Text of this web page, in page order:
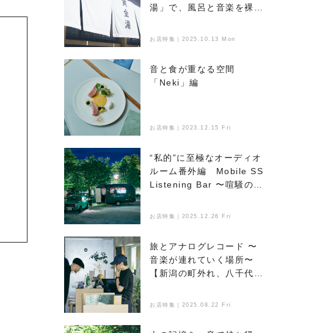
湯」で、風呂と音楽を裸で
お店特集｜2025.10.13 Mon
音と食が重なる空間
「Neki」編
お店特集｜2023.12.15 Fri
“私的”に至極なオーディオ
ルーム番外編 Mobile SS
Listening Bar 〜喧騒のな
る、新たなオアシス〜
お店特集｜2025.12.26 Fri
旅とアナログレコード 〜
音楽が連れていく場所〜
【新潟の町外れ、八千代マ
お店特集｜2025.08.22 Fri